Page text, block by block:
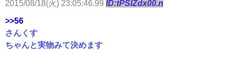
2015/08/18(火) 23:05:46.99 ID:tPSlZdx00.n
>>56
さんくす
ちゃんと実物みて決めます